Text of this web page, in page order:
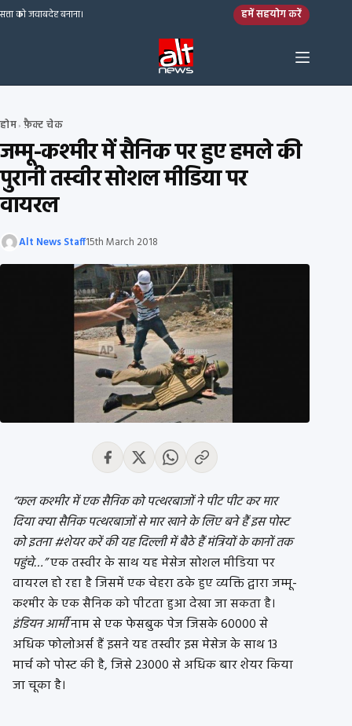
Skip to content
सत्ता को जवाबदेह बनाना। हमें सहयोग करें
होम› फ़ैक्ट चेक
जम्मू-कश्मीर में सैनिक पर हुए हमले की
पुरानी तस्वीर सोशल मीडिया पर
वायरल
Alt News Staff15th March 2018
“कल कश्मीर में एक सैनिक को पत्थरबाजों ने पीट पीट कर मार
दिया क्या सैनिक पत्थरबाजों से मार खाने के लिए बने हैं इस पोस्ट
को इतना #शेयर करें की यह दिल्ली में बैठे हैं मंत्रियों के कानों तक
पहुंचे…”एक तस्वीर के साथ यह मेसेज सोशल मीडिया पर
वायरल हो रहा है जिसमें एक चेहरा ढके हुए व्यक्ति द्वारा जम्मू-
कश्मीर के एक सैनिक को पीटता हुआ देखा जा सकता है।
इंडियन आर्मीनाम से एक फेसबुक पेज जिसके 60000 से
अधिक फोलोअर्स हैं इसने यह तस्वीर इस मेसेज के साथ 13
मार्च को पोस्ट की है, जिसे 23000 से अधिक बार शेयर किया
जा चूका है।